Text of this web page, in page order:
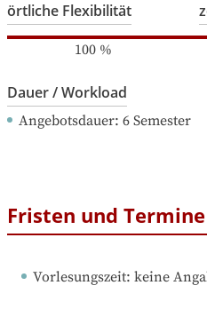
örtliche Flexibilität
100%
Dauer / Workload
Angebotsdauer: 6 Semester
Fristen und Termine
Vorlesungszeit: keine